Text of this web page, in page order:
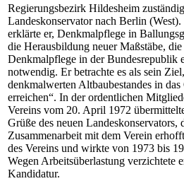
Regierungsbezirk Hildesheim
Landeskonservator nach Berlin
erklärte er, Denkmalpflege in
die Herausbildung neuer Maßstäbe,
Denkmalpflege in der Bundesrepublik
notwendig. Er betrachte es als sein
denkmalwerten Altbaubestandes in
erreichen“. In der ordentlichen
Vereins vom 20. April 1972
Grüße des neuen Landeskonservators,
Zusammenarbeit mit dem Verein
des Vereins und wirkte von 1973 bis
Wegen Arbeitsüberlastung verzichtete
Kandidatur.